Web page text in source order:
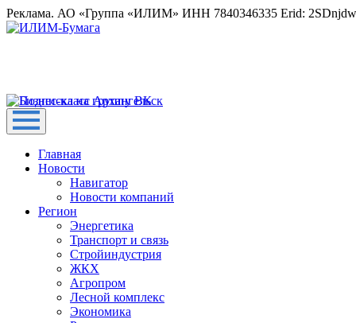
Реклама. АО «Группа «ИЛИМ» ИНН 7840346335 Erid:
Главная
Новости
Навигатор
Новости компаний
Регион
Энергетика
Транспорт и связь
Стройиндустрия
ЖКХ
Агропром
Лесной комплекс
Экономика